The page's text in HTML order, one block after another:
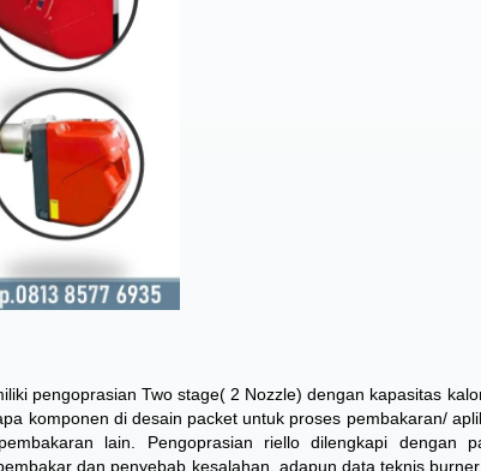
pengoprasian Two stage( 2 Nozzle) dengan kapasitas
komponen di desain packet untuk proses pembakaran/
lain. Pengoprasian riello dilengkapi dengan
dan penyebab kesalahan. adapun data teknis